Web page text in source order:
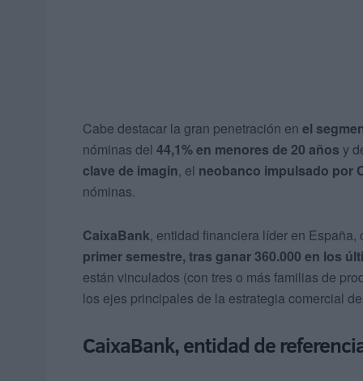
Cabe destacar la gran penetración en el
nóminas del 44,1% en menores de 20 años y
clave de imagin, el neobanco impulsado por
nóminas.
CaixaBank, entidad financiera líder en España,
primer semestre, tras ganar 360.000 en los
están vinculados (con tres o más familias de
los ejes principales de la estrategia comercial de
CaixaBank, entidad de